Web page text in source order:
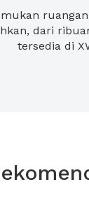
dari
tersedia di